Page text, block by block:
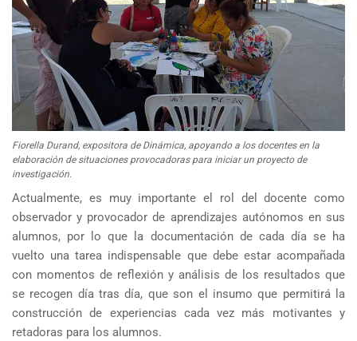
Fiorella Durand, expositora de Dinámica, apoyando a los docentes en la
elaboración de situaciones provocadoras para iniciar un proyecto de
investigación.
Actualmente, es muy importante el rol del docente como
observador y provocador de aprendizajes autónomos en sus
alumnos, por lo que la documentación de cada día se ha
vuelto una tarea indispensable que debe estar acompañada
con momentos de reflexión y análisis de los resultados que
se recogen día tras día, que son el insumo que permitirá la
construcción de experiencias cada vez más motivantes y
retadoras para los alumnos.